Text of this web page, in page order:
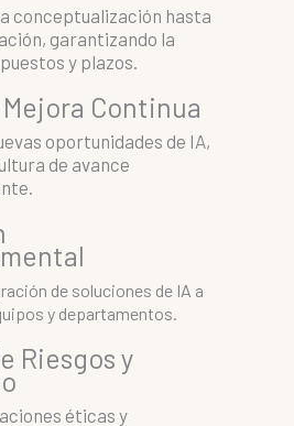
conceptualización hasta
garantizando la
y plazos.
Continua
oportunidades de IA,
de avance
de soluciones de IA a
y departamentos.
Riesgos y
éticas y